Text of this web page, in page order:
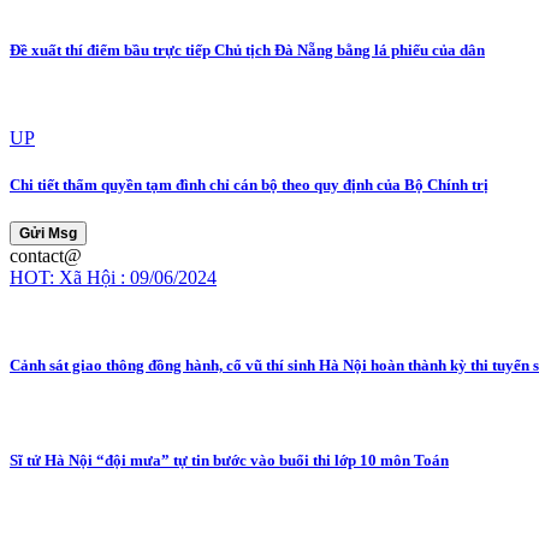
Đề xuất thí điểm bầu trực tiếp Chủ tịch Đà Nẵng bằng lá phiếu của dân
UP
Chi tiết thẩm quyền tạm đình chỉ cán bộ theo quy định của Bộ Chính trị
Gửi Msg
contact@
HOT: Xã Hội : 09/06/2024
Cảnh sát giao thông đồng hành, cổ vũ thí sinh Hà Nội hoàn thành kỳ thi tuyển
Sĩ tử Hà Nội “đội mưa” tự tin bước vào buổi thi lớp 10 môn Toán